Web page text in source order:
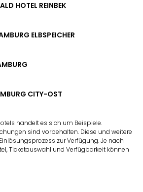
HOTEL REINBEK
ELBSPEICHER
CITY-OST
handelt es sich um Beispiele.
sind vorbehalten. Diese und weitere
zur Verfügung. Je nach
Ticketauswahl und Verfügbarkeit können